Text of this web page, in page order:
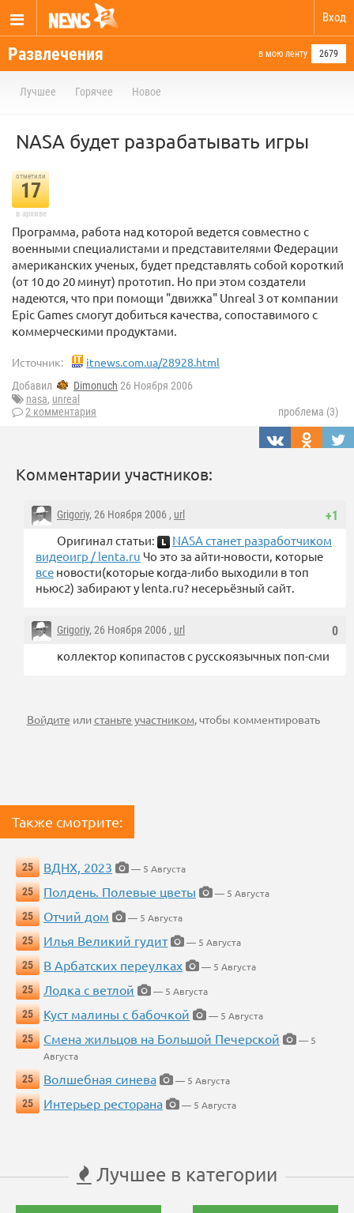
Вход
Развлечения в мою ленту 2679
Лучшее Горячее Новое
NASA будет разрабатывать игры
отметили
17
в архиве
Программа, работа над которой ведется совместно с
военными специалистами и представителями Федерации
американских ученых, будет представлять собой короткий
(от 10 до 20 минут) прототип. Но при этом создатели
надеются, что при помощи "движка" Unreal 3 от компании
Epic Games смогут добиться качества, сопоставимого с
коммерческими продуктами.
Источник: itnews.com.ua/28928.html
Добавил Dimonuch 26 Ноября 2006
nasa, unreal
2 комментария
проблема (3)
Комментарии участников:
+1
Grigoriy, 26 Ноября 2006 , url
Оригинал статьи:
NASA станет разработчиком
видеоигр / lenta.ru Чо это за айти-новости, которые
все новости(которые когда-либо выходили в топ
ньюс2) забирают у lenta.ru? несерьёзный сайт.
0
Grigoriy, 26 Ноября 2006 , url
коллектор копипастов с русскоязычных поп-сми
Войдите илистаньте участником, чтобы комментировать
Также смотрите:
25 ВДНХ, 2023
— 5 Августа
25
Полдень. Полевые цветы
— 5 Августа
25
Отчий дом
— 5 Августа
25
Илья Великий гудит
— 5 Августа
25
В Арбатских переулках
— 5 Августа
25
Лодка с ветлой
— 5 Августа
25
Куст малины с бабочкой
— 5 Августа
25
Смена жильцов на Большой Печерской
— 5
Августа
25
Волшебная синева
— 5 Августа
25
Интерьер ресторана — 5 Августа
Лучшее в категории